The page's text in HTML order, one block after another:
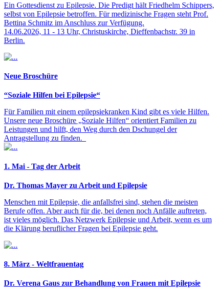
Ein Gottesdienst zu Epilepsie. Die Predigt hält Friedhelm Schippers,
selbst von Epilepsie betroffen. Für medizinische Fragen steht Prof.
Bettina Schmitz im Anschluss zur Verfügung.
14.06.2026, 11 - 13 Uhr, Christuskirche, Dieffenbachstr. 39 in
Berlin.
Neue Broschüre
“Soziale Hilfen bei Epilepsie“
Für Familien mit einem epilepsiekranken Kind gibt es viele Hilfen.
Unsere neue Broschüre „Soziale Hilfen“ orientiert Familien zu
Leistungen und hilft, den Weg durch den Dschungel der
Antragstellung zu finden.
1. Mai - Tag der Arbeit
Dr. Thomas Mayer zu Arbeit und Epilepsie
Menschen mit Epilepsie, die anfallsfrei sind, stehen die meisten
Berufe offen. Aber auch für die, bei denen noch Anfälle auftreten,
ist vieles möglich. Das Netzwerk Epilepsie und Arbeit, wenn es um
die Klärung beruflicher Fragen bei Epilepsie geht.
8. März - Weltfrauentag
Dr. Verena Gaus zur Behandlung von Frauen mit Epilepsie